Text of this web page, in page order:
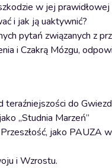
w jej prawidłowej
i jak ją uaktywnić?
pytań związanych z
i Czakrą Mózgu,
teraźniejszości do
„Studnia Marzeń”
jako PAUZA
i Wzrostu.